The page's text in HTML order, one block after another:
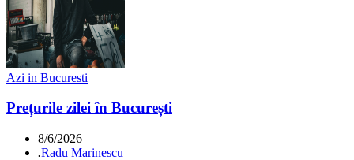
Azi in Bucuresti
Prețurile zilei în București
8/6/2026
.Radu Marinescu